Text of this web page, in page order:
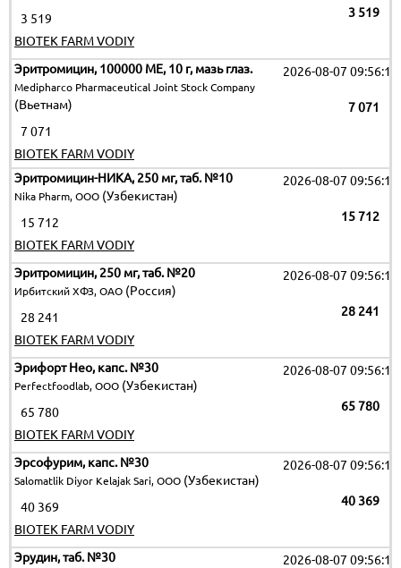
3 519
3 519
BIOTEK FARM VODIY
Эритромицин, 100000 МЕ, 10 г, мазь глаз.
Medipharco Pharmaceutical Joint Stock Company
(Вьетнам)
2026-08-07 09:56:12
7 071
7 071
BIOTEK FARM VODIY
Эритромицин-НИКА, 250 мг, таб. №10
Nika Pharm, ООО (Узбекистан)
2026-08-07 09:56:12
15 712
15 712
BIOTEK FARM VODIY
Эритромицин, 250 мг, таб. №20
Ирбитский ХФЗ, ОАО (Россия)
2026-08-07 09:56:12
28 241
28 241
BIOTEK FARM VODIY
Эрифорт Нео, капс. №30
Perfectfoodlab, ООО (Узбекистан)
2026-08-07 09:56:12
65 780
65 780
BIOTEK FARM VODIY
Эрсофурим, капс. №30
Salomatlik Diyor Kelajak Sari, OOO (Узбекистан)
2026-08-07 09:56:12
40 369
40 369
BIOTEK FARM VODIY
Эрудин, таб. №30
2026-08-07 09:56:12